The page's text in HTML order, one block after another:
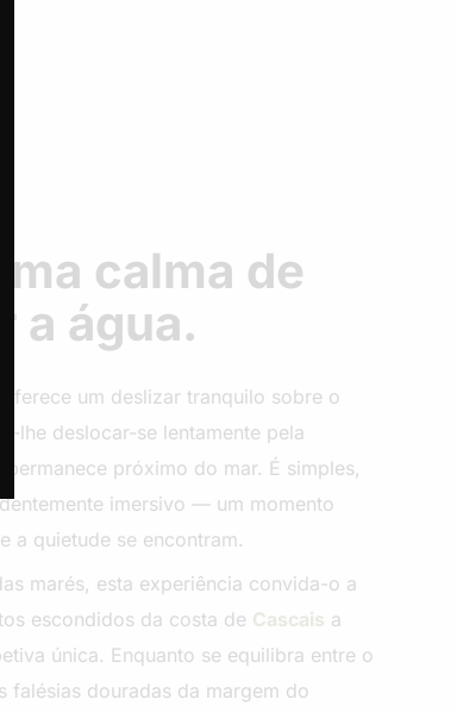
calma de
a água.
oferece um deslizar tranquilo sobre o
lhe deslocar-se lentamente pela
permanece próximo do mar. É simples,
imersivo — um momento
a quietude se encontram.
marés, esta experiência convida-o a
escondidos da costa de Cascais a
única. Enquanto se equilibra entre o
falésias douradas da margem do